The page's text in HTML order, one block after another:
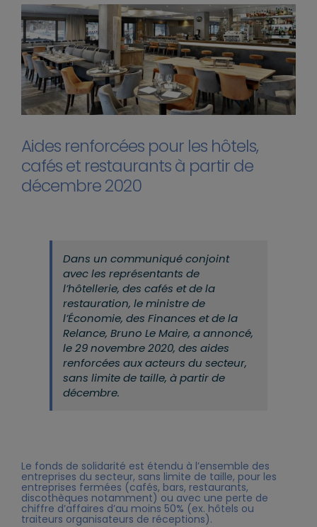
Aides renforcées pour les hôtels,
cafés et restaurants à partir de
décembre 2020
Dans un communiqué conjoint
avec les représentants de
l’hôtellerie, des cafés et de la
restauration, le ministre de
l’Économie, des Finances et de la
Relance, Bruno Le Maire, a annoncé,
le 29 novembre 2020, des aides
renforcées aux acteurs du secteur,
sans limite de taille, à partir de
décembre.
Le fonds de solidarité est étendu à l’ensemble des
entreprises du secteur, sans limite de taille, pour les
entreprises fermées (cafés, bars, restaurants,
discothèques notamment) ou avec une perte de
chiffre d’affaires d’au moins 50% (ex. hôtels ou
traiteurs organisateurs de réceptions).